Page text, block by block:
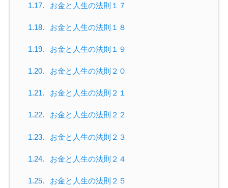
1.17. お金と人生の法則１７
1.18. お金と人生の法則１８
1.19. お金と人生の法則１９
1.20. お金と人生の法則２０
1.21. お金と人生の法則２１
1.22. お金と人生の法則２２
1.23. お金と人生の法則２３
1.24. お金と人生の法則２４
1.25. お金と人生の法則２５